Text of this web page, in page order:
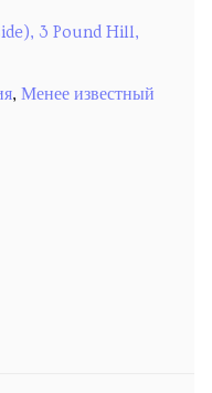
3 Pound Hill,
, Менее известный